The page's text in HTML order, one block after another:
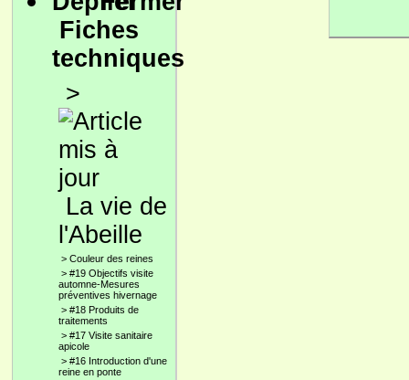
Fiches
techniques
>
La vie de
l'Abeille
> Couleur des reines
> #19 Objectifs visite
automne-Mesures
préventives hivernage
> #18 Produits de
traitements
> #17 Visite sanitaire
apicole
> #16 Introduction d'une
reine en ponte